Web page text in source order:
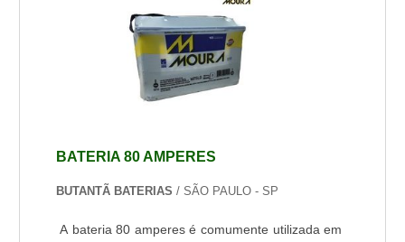
elemento com conectores e soldas reforçadas;
Alça removí...
BATERIA 80 AMPERES
BUTANTÃ BATERIAS / SÃO PAULO - SP
A bateria 80 amperes é comumente utilizada em